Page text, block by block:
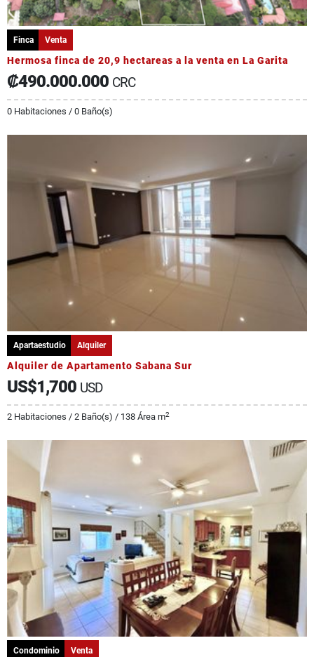
Finca Venta
Hermosa finca de 20,9 hectareas a la venta en La Garita
₡490.000.000 CRC
0 Habitaciones / 0 Baño(s)
Apartaestudio Alquiler
Alquiler de Apartamento Sabana Sur
US$1,700 USD
2 Habitaciones / 2 Baño(s) / 138 Área m2
Condominio Venta